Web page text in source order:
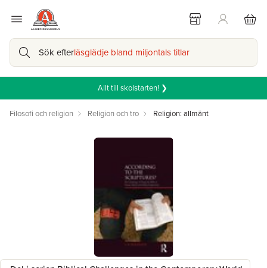
Sök efterläsglädje bland miljontals titlar
Allt till skolstarten! ❯
Filosofi och religion Religion och tro Religion: allmänt